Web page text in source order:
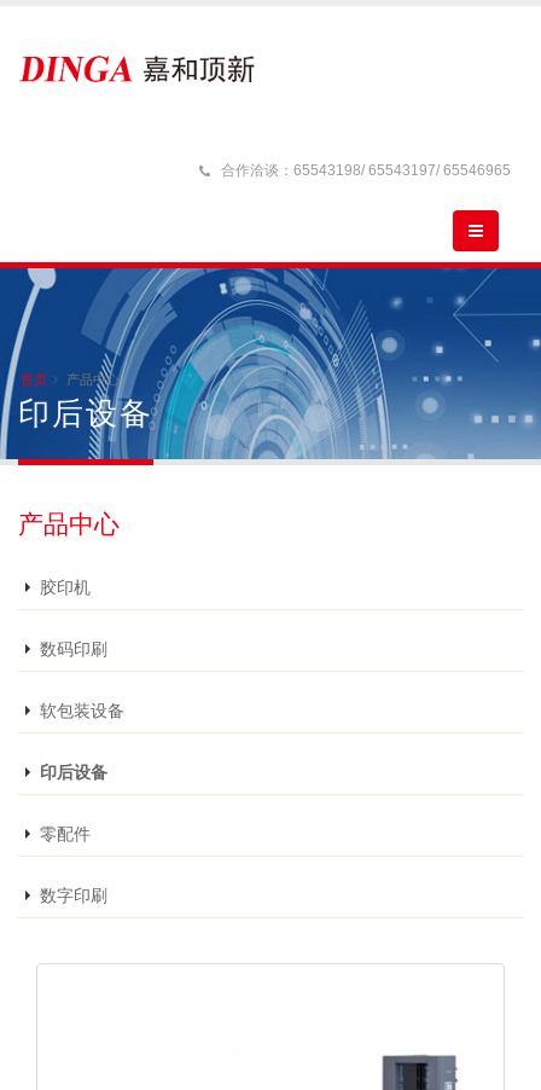
合作洽谈：65543198/ 65543197/ 65546965
首页 产品中心
印后设备
产品中心
胶印机
数码印刷
软包装设备
印后设备
零配件
数字印刷